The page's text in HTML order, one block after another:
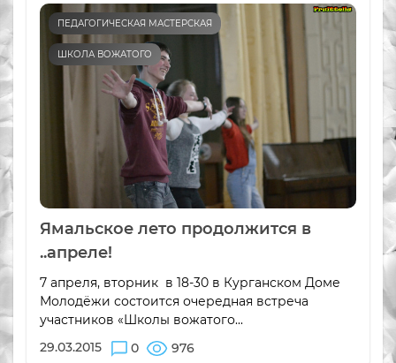
ПЕДАГОГИЧЕСКАЯ МАСТЕРСКАЯ
ШКОЛА ВОЖАТОГО
Ямальское лето продолжится в
..апреле!
7 апреля, вторник в 18-30 в Курганском Доме
Молодёжи состоится очередная встреча
участников «Школы вожатого...
29.03.2015
0 976